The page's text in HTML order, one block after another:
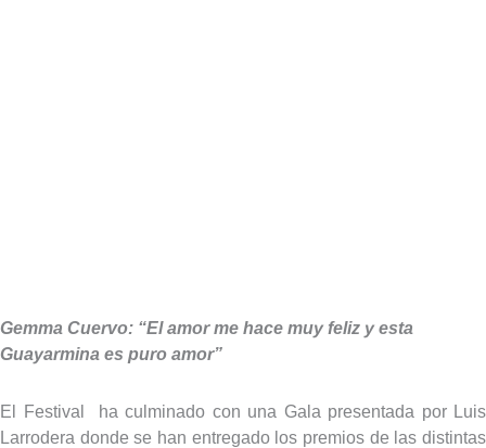
Gemma Cuervo: “El amor me hace muy feliz y esta
Guayarmina es puro amor”
El Festival ha culminado con una Gala presentada por Luis
Larrodera donde se han entregado los premios de las distintas